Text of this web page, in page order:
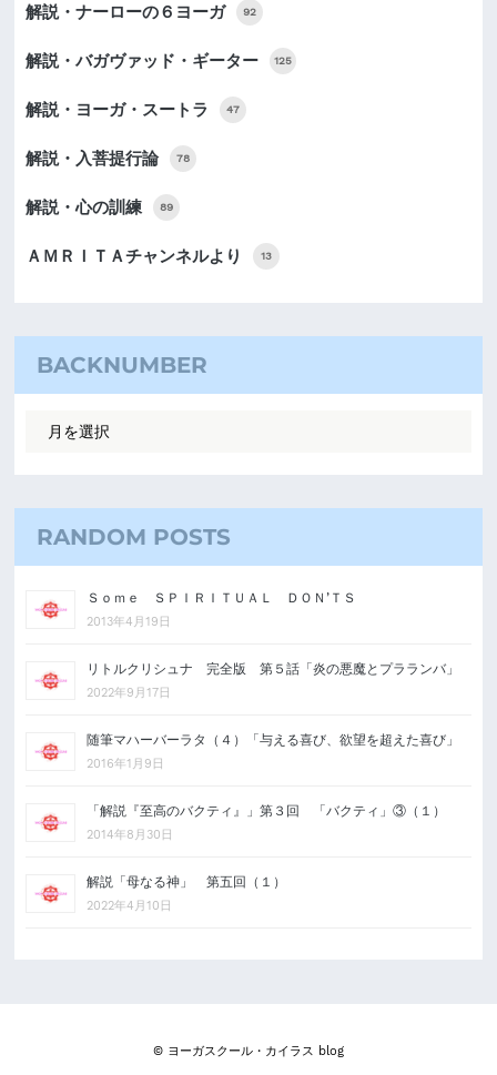
解説・ナーローの６ヨーガ 92
解説・バガヴァッド・ギーター 125
解説・ヨーガ・スートラ 47
解説・入菩提行論 78
解説・心の訓練 89
ＡＭＲＩＴＡチャンネルより 13
BACKNUMBER
RANDOM POSTS
Ｓｏｍｅ ＳＰＩＲＩＴＵＡＬ ＤＯＮ’ＴＳ
2013年4月19日
リトルクリシュナ 完全版 第５話「炎の悪魔とプラランバ」
2022年9月17日
随筆マハーバーラタ（４）「与える喜び、欲望を超えた喜び」
2016年1月9日
「解説『至高のバクティ』」第３回 「バクティ」③（１）
2014年8月30日
解説「母なる神」 第五回（１）
2022年4月10日
© ヨーガスクール・カイラス blog